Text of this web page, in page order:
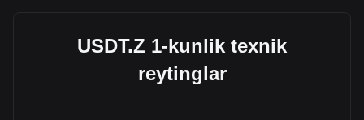
USDT.Z 1-kunlik texnik
reytinglar